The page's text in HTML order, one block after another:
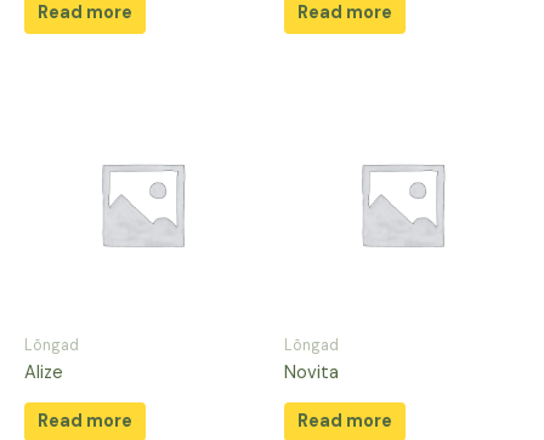
Read more Read more
Lõngad
Alize
Read more
Lõngad
Novita
Read more